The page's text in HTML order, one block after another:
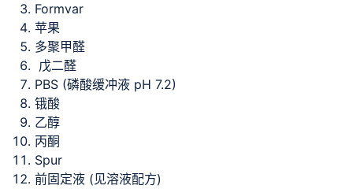
Formvar
苹果
多聚甲醛
戊二醛
PBS (磷酸缓冲液 pH 7.2)
锇酸
乙醇
丙酮
Spur
前固定液 (见溶液配方)